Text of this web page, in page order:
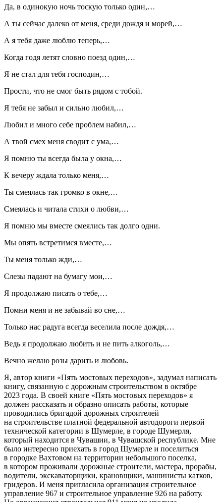
Да, в одинокую ночь тоскую только один,…
А ты сейчас далеко от меня, среди дождя и морей,…
А я тебя даже люблю теперь,…
Когда годя летят словно поезд один,…
Я не стал для тебя господин,…
Прости, что не смог быть рядом с тобой.
Я тебя не забыл и сильно любил,…
Любил и много себе проблем набил,…
А твой смех меня сводит с ума,…
Я помню ты всегда была у окна,…
К вечеру ждала только меня,…
Ты смеялась так громко в окне,…
Смеялась и читала стихи о любви,…
Я помню мы вместе смеялись так долго одни.
Мы опять встретимся вместе,…
Ты меня только жди,…
Слезы падают на бумагу мои,…
Я продолжаю писать о тебе,…
Помни меня и не забывай во сне,…
Только нас радуга всегда веселила после дождя,…
Ведь я продолжаю любить и не пить алкоголь,…
Вечно желаю розы дарить и любовь.
Я, автор книги «Пять мостовых переходов», задумал написать
книгу, связанную с дорожным строительством в октябре
2023 года. В своей книге «Пять мостовых переходов» я
должен рассказать и образно описать работы, которые
проводились бригадой дорожных строителей
на строительстве платной федеральной автодороги первой
технической категории в Шумерле, в городе Шумерля,
который находится в Чувашии, в Чувашской республике. Мне
было интересно приехать в город Шумерле и поселиться
в городке Вахтовом на территории небольшого поселка,
в котором проживали дорожные строители, мастера, прорабы,
водители, экскаваторщики, крановщики, машинисты катков,
гридеров. И меня пригласила организация строительное
управление 967 и строительное управление 926 на работу.